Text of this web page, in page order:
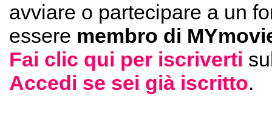
avviare o partecipare a un
essere membro di
Fai clic qui per iscriverti
Accedi se sei già iscritto.